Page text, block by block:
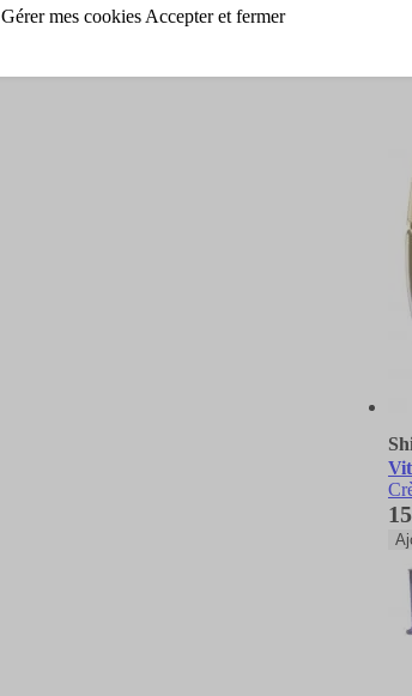
Gérer mes cookies Accepter et fermer